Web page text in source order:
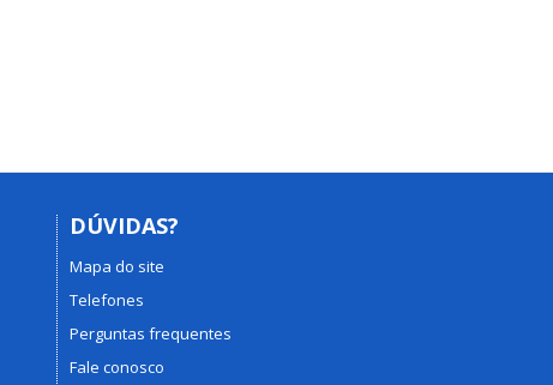
DÚVIDAS?
Mapa do site
Telefones
Perguntas frequentes
Fale conosco